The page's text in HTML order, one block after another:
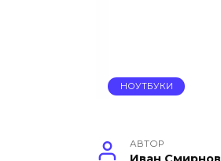
НОУТБУКИ
АВТОР